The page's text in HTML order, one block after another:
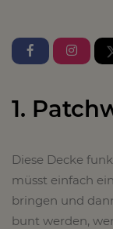
1.
Diese Decke
müsst einfach
bringen und
bunt werden,